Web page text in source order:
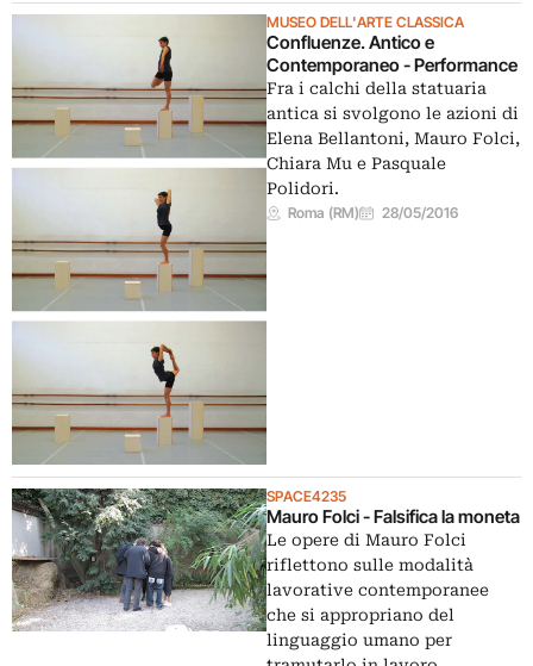
MUSEO DELL'ARTE CLASSICA
Confluenze. Antico e
Contemporaneo - Performance
Fra i calchi della statuaria
antica si svolgono le azioni di
Elena Bellantoni, Mauro Folci,
Chiara Mu e Pasquale
Polidori.
Roma (RM) 28/05/2016
SPACE4235
Mauro Folci - Falsifica la moneta
Le opere di Mauro Folci
riflettono sulle modalità
lavorative contemporanee
che si appropriano del
linguaggio umano per